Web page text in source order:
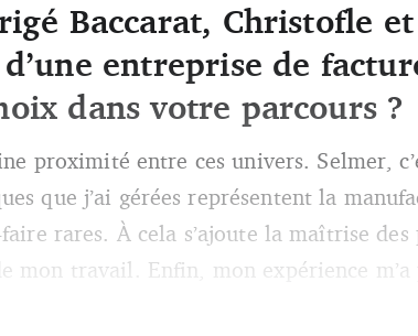
président de Selmer
Baccarat, Christofle
entreprise de
dans votre parcours ?
proximité entre ces univers. Selmer,
que j’ai gérées représentent la
rares. À cela s’ajoute la maîtrise
mon travail. Enfin, mon expérience